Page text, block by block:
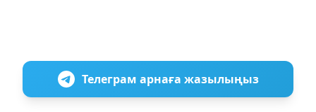
Телеграм арнаға жазылыңыз